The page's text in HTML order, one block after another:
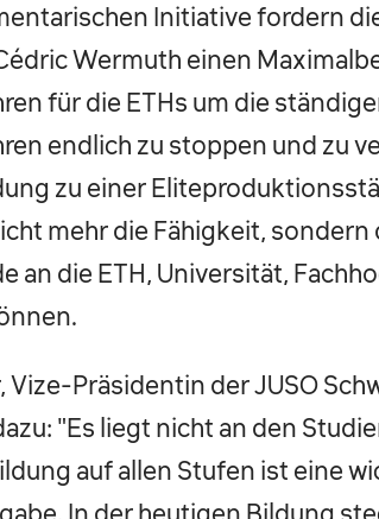
Initiative fordern
Wermuth einen
für die ETHs um die
endlich zu stoppen und zu
zu einer
mehr die Fähigkeit, sondern
an die ETH, Universität,
Vize-Präsidentin der JUSO
"Es liegt nicht an den
auf allen Stufen ist eine
In der heutigen Bildung